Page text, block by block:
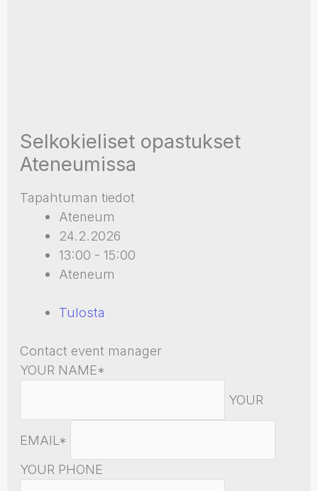
Selkokieliset opastukset
Ateneumissa
Tapahtuman tiedot
Ateneum
24.2.2026
13:00 - 15:00
Ateneum
Tulosta
Contact event manager
YOUR NAME*
YOUR
EMAIL*
YOUR PHONE